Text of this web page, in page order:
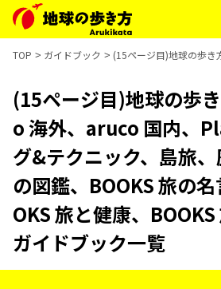
TOP ガイドブック (15ページ目)地球の歩き
(15ページ目)地球の歩
o 海外、aruco 国内、
グ&テクニック、島旅
の図鑑、BOOKS 旅の
OKS 旅と健康、
ガイドブック一覧